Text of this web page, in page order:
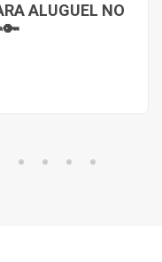
ALUGUEL NO